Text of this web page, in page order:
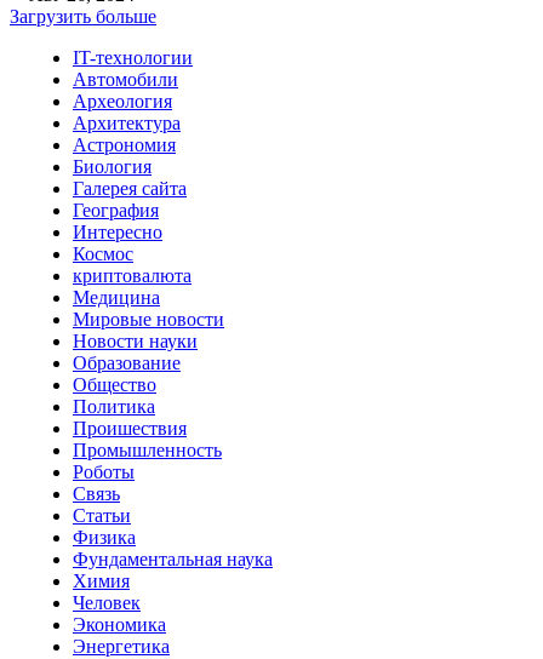
Загрузить больше
IT-технологии
Автомобили
Археология
Архитектура
Астрономия
Биология
Галерея сайта
География
Интересно
Космос
криптовалюта
Медицина
Мировые новости
Новости науки
Образование
Общество
Политика
Проишествия
Промышленность
Роботы
Связь
Статьи
Физика
Фундаментальная наука
Химия
Человек
Экономика
Энергетика